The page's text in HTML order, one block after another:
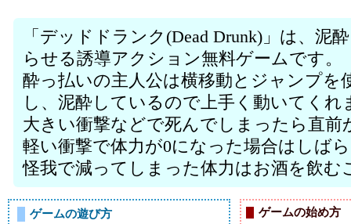
「デッドドランク(Dead Drunk)」は、泥
らせる誘導アクション無料ゲームです。
酔っ払いの主人公は横移動とジャンプを
し、泥酔しているので上手く動いてくれ
大きい衝撃などで死んでしまったら直
軽い衝撃で体力が0になった場合はしば
怪我で減ってしまった体力はお酒を飲む
ゲームの遊び方 ゲームの始め方